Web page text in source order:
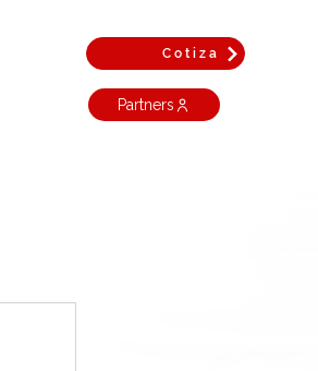
Cotiza
Partners